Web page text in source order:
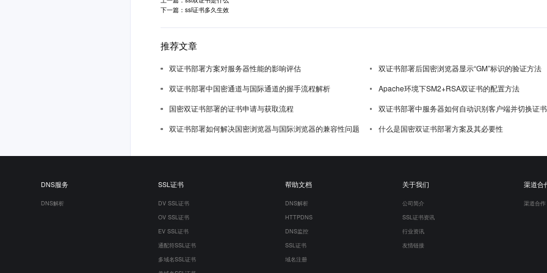
下一篇：ssl证书多久生效
推荐文章
双证书部署方案对服务器性能的影响评估
双证书部署后国密浏览器显示“GM”标识的验证方法
双证书部署中国密通道与国际通道的握手流程解析
Apache环境下SM2+RSA双证书的配置方法
国密双证书部署的证书申请与获取流程
双证书部署中服务器如何自动识别客户端并切换证书
双证书部署如何解决国密浏览器与国际浏览器的兼容性问题
什么是国密双证书部署方案及其必要性
DNS服务
DNS解析
SSL证书
DV SSL证书
OV SSL证书
EV SSL证书
通配符SSL证书
多域名SSL证书
帮助文档
DNS解析
HTTPDNS
DNS监控
SSL证书
域名注册
关于我们
公司简介
SSL证书资讯
行业资讯
友情链接
渠道合
渠道合作